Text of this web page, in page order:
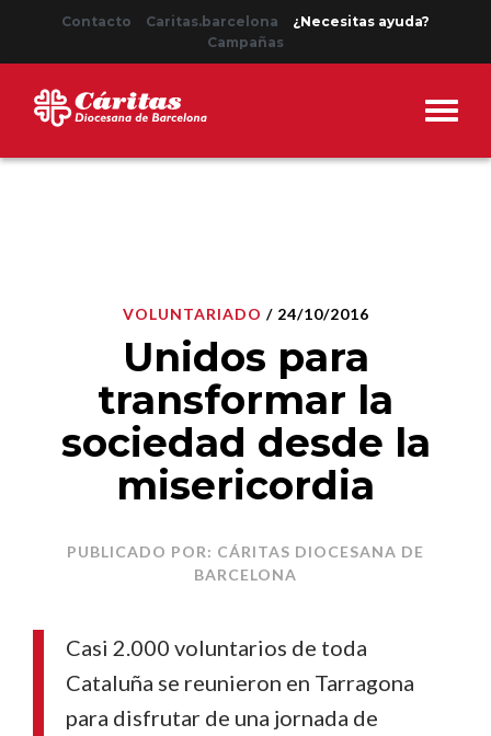
Contacto Caritas.barcelona
¿Necesitas ayuda?
Campañas
VOLUNTARIADO / 24/10/2016
Unidos para
transformar la
sociedad desde la
misericordia
PUBLICADO POR: CÁRITAS DIOCESANA DE
BARCELONA
Casi 2.000 voluntarios de toda
Cataluña se reunieron en Tarragona
para disfrutar de una jornada de